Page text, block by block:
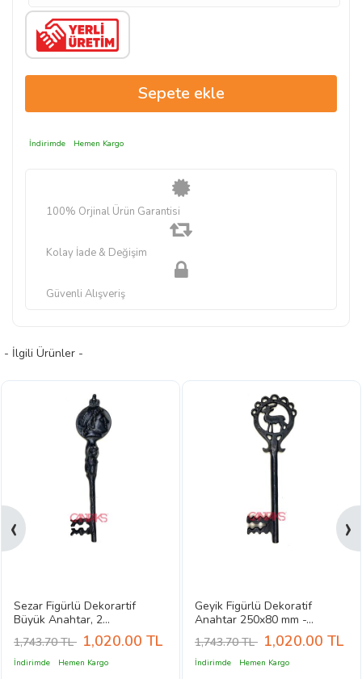
İndirimde Hemen Kargo
100% Orjinal Ürün Garantisi
Kolay İade & Değişim
Güvenli Alışveriş
- İlgili Ürünler -
Sezar Figürlü Dekorartif
Büyük Anahtar, 2...
1,743.70 TL 1,020.00 TL
İndirimde Hemen Kargo
Geyik Figürlü Dekoratif
Anahtar 250x80 mm -...
1,743.70 TL 1,020.00 TL
İndirimde Hemen Kargo
‹ ›